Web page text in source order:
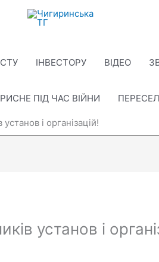
ІНВЕСТОРУ ВІДЕО
ПІД ЧАС ВІЙНИ
і організацій!
установ і